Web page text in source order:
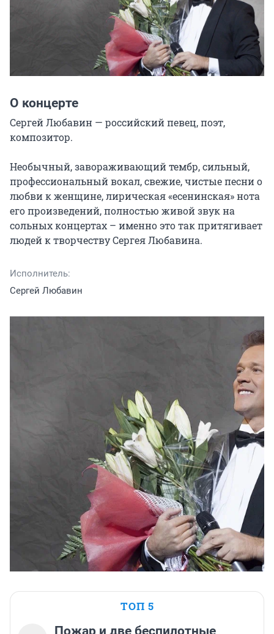
О концерте
Сергей Любавин — российский певец, поэт,
композитор.
Необычный, завораживающий тембр, сильный,
профессиональный вокал, свежие, чистые песни о
любви к женщине, лирическая «есенинская» нота
его произведений, полностью живой звук на
сольных концертах – именно это так притягивает
людей к творчеству Сергея Любавина.
Исполнитель:
Сергей Любавин
ТОП 5
Пожар и две беспилотные